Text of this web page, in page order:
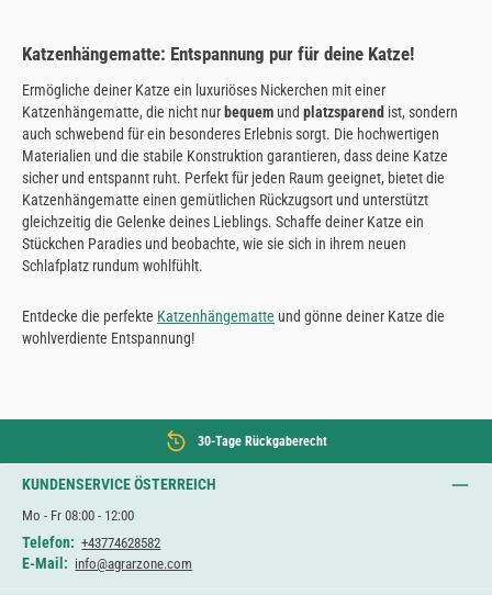
Katzenhängematte: Entspannung pur für deine Katze!
Ermögliche deiner Katze ein luxuriöses Nickerchen mit einer
Katzenhängematte, die nicht nur bequem und platzsparend ist, sondern
auch schwebend für ein besonderes Erlebnis sorgt. Die hochwertigen
Materialien und die stabile Konstruktion garantieren, dass deine Katze
sicher und entspannt ruht. Perfekt für jeden Raum geeignet, bietet die
Katzenhängematte einen gemütlichen Rückzugsort und unterstützt
gleichzeitig die Gelenke deines Lieblings. Schaffe deiner Katze ein
Stückchen Paradies und beobachte, wie sie sich in ihrem neuen
Schlafplatz rundum wohlfühlt.
Entdecke die perfekte Katzenhängematte und gönne deiner Katze die
wohlverdiente Entspannung!
30-Tage Rückgaberecht
KUNDENSERVICE ÖSTERREICH
Mo - Fr 08:00 - 12:00
Telefon: +43774628582
E-Mail: info@agrarzone.com